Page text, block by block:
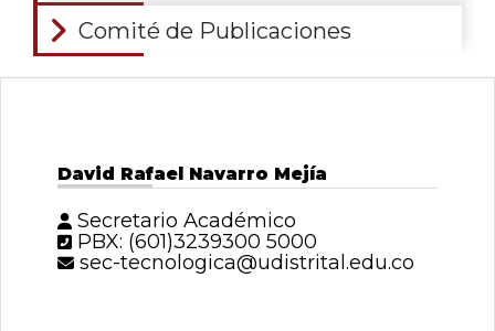
Comité de Publicaciones
David Rafael Navarro Mejía
Secretario Académico
PBX: (601)3239300 5000
sec-tecnologica@udistrital.edu.co